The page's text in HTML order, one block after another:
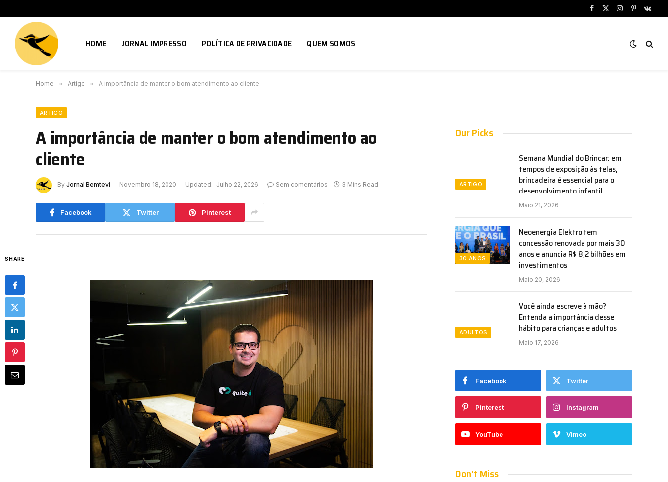
Facebook
X
Instagram
Pinterest
HOME JORNAL IMPRESSO POLÍTICA DE PRIVACIDADE QUEM SOMOS
Home » Artigo » A importância de manter o bom atendimento ao cliente
ARTIGO
A importância de manter o bom atendimento ao
cliente
By Jornal Bemtevi Novembro 18, 2020 Updated: Julho 22, 2026 Sem comentários 3 Mins Read
Facebook Twitter Pinterest
SHARE
Our Picks
ARTIGO
Semana Mundial do Brincar: em
tempos de exposição às telas,
brincadeira é essencial para o
desenvolvimento infantil
Maio 21, 2026
30 ANOS
Neoenergia Elektro tem
concessão renovada por mais 30
anos e anuncia R$ 8,2 bilhões em
investimentos
Maio 20, 2026
ADULTOS
Você ainda escreve à mão?
Entenda a importância desse
hábito para crianças e adultos
Maio 17, 2026
Facebook Twitter
Pinterest Instagram
YouTube Vimeo
Don't Miss